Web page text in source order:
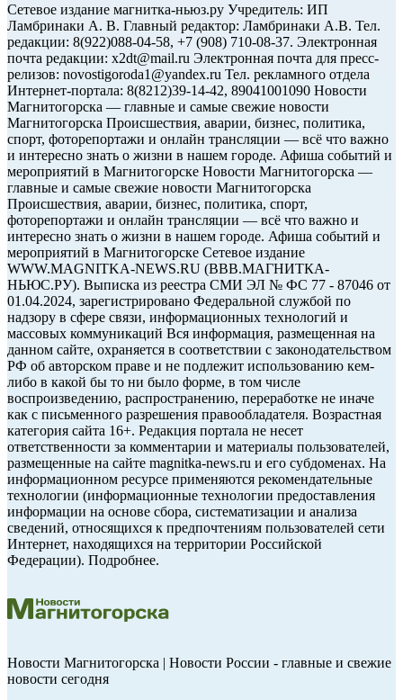
Сетевое издание магнитка-ньюз.ру Учредитель: ИП
Ламбринаки А. В. Главный редактор: Ламбринаки А.В. Тел.
редакции: 8(922)088-04-58, +7 (908) 710-08-37. Электронная
почта редакции: x2dt@mail.ru Электронная почта для пресс-
релизов: novostigoroda1@yandex.ru Тел. рекламного отдела
Интернет-портала: 8(8212)39-14-42, 89041001090 Новости
Магнитогорска — главные и самые свежие новости
Магнитогорска Происшествия, аварии, бизнес, политика,
спорт, фоторепортажи и онлайн трансляции — всё что важно
и интересно знать о жизни в нашем городе. Афиша событий и
мероприятий в Магнитогорске Новости Магнитогорска —
главные и самые свежие новости Магнитогорска
Происшествия, аварии, бизнес, политика, спорт,
фоторепортажи и онлайн трансляции — всё что важно и
интересно знать о жизни в нашем городе. Афиша событий и
мероприятий в Магнитогорске Сетевое издание
WWW.MAGNITKA-NEWS.RU (ВВВ.МАГНИТКА-
НЬЮС.РУ). Выписка из реестра СМИ ЭЛ № ФС 77 - 87046 от
01.04.2024, зарегистрировано Федеральной службой по
надзору в сфере связи, информационных технологий и
массовых коммуникаций Вся информация, размещенная на
данном сайте, охраняется в соответствии с законодательством
РФ об авторском праве и не подлежит использованию кем-
либо в какой бы то ни было форме, в том числе
воспроизведению, распространению, переработке не иначе
как с письменного разрешения правообладателя. Возрастная
категория сайта 16+. Редакция портала не несет
ответственности за комментарии и материалы пользователей,
размещенные на сайте magnitka-news.ru и его субдоменах. На
информационном ресурсе применяются рекомендательные
технологии (информационные технологии предоставления
информации на основе сбора, систематизации и анализа
сведений, относящихся к предпочтениям пользователей сети
Интернет, находящихся на территории Российской
Федерации). Подробнее.
Новости Магнитогорска | Новости России - главные и свежие
новости сегодня